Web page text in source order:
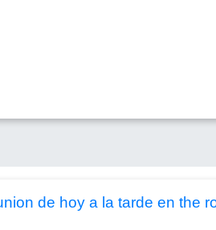
de hoy a la tarde en the